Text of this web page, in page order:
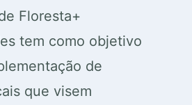
Floresta+
tem como objetivo
de
que visem